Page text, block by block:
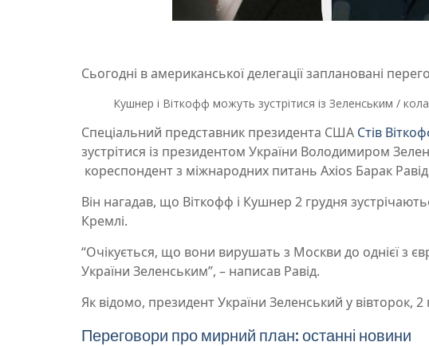
Сьогодні в американської делегації заплановані
Кушнер і Віткофф можуть зустрітися із Зеленським /
Спеціальний представник президента США Стів
зустрітися із президентом України Володимиром
кореспондент з міжнародних питань Axios Барак
Він нагадав, що Віткофф і Кушнер 2 грудня
Кремлі.
“Очікується, що вони вирушать з Москви до однієї з
України Зеленським”, – написав Равід.
Як відомо, президент України Зеленський у вівторок, 2
Переговори про мирний план: останні новини